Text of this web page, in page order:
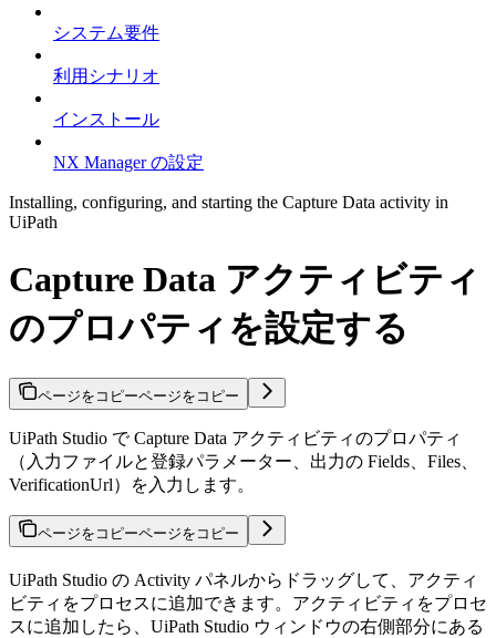
システム要件
利用シナリオ
インストール
NX Manager の設定
Installing, configuring, and starting the Capture Data activity in
UiPath
Capture Data アクティビティ
のプロパティを設定する
ページをコピーページをコピー
UiPath Studio で Capture Data アクティビティのプロパティ
（入力ファイルと登録パラメーター、出力の Fields、Files、
VerificationUrl）を入力します。
ページをコピーページをコピー
UiPath Studio の Activity パネルからドラッグして、アクティ
ビティをプロセスに追加できます。アクティビティをプロセ
スに追加したら、UiPath Studio ウィンドウの右側部分にある